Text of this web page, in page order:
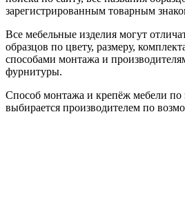
зарегистрированным товарным
Все мебельные изделия могут
образцов по цвету, размеру,
способами монтажа и
фурнитуры.
Способ монтажа и крепёж мебели по
выбирается производителем по